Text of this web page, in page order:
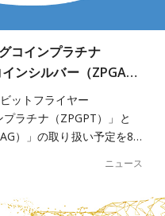
コインプラチナ
インシルバー（ZPGA…
ットフライヤー
ラチナ（ZPGPT）」と
）」の取り扱い予定を8…
ニュース